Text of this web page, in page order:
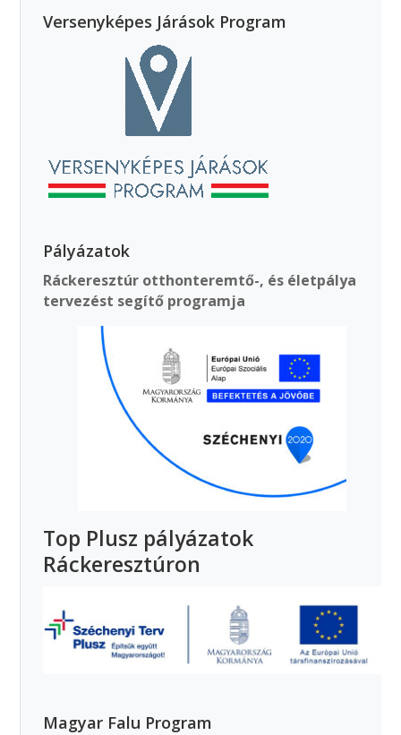
Versenyképes Járások Program
Pályázatok
Ráckeresztúr otthonteremtő-, és életpálya
tervezést segítő programja
Top Plusz pályázatok
Ráckeresztúron
Magyar Falu Program